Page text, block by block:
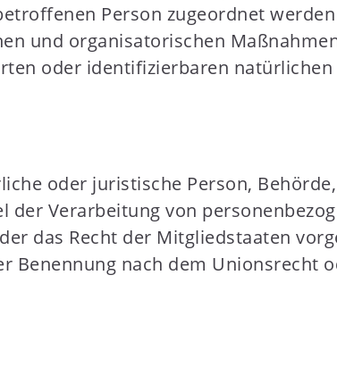
Person zugeordnet
und organisatorischen
oder identifizierbaren natürlichen
oder juristische Person,
Verarbeitung von
das Recht der Mitgliedstaaten
nach dem Unionsrecht